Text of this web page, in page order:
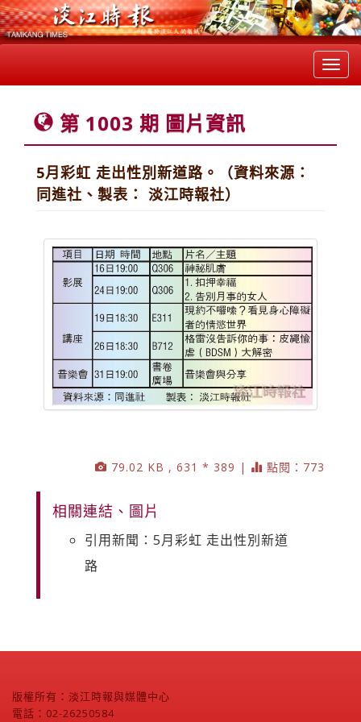
第 1003 期 圖片資訊
5月彩虹 走出性別新道路。（資料來源：
同進社、製表： 淡江時報社）
79.02 KB , 631 * 389 | 點閱：773
相關連結、圖片
引用新聞：5月彩虹 走出性別新道
路
版權所有：淡江時報與媒體中心
電話：02-26250584